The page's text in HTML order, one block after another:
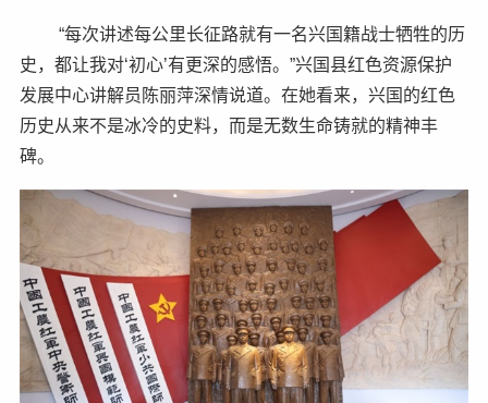
“每次讲述每公里长征路就有一名兴国籍战士牺牲的历
史，都让我对‘初心’有更深的感悟。”兴国县红色资源保护
发展中心讲解员陈丽萍深情说道。在她看来，兴国的红色
历史从来不是冰冷的史料，而是无数生命铸就的精神丰
碑。